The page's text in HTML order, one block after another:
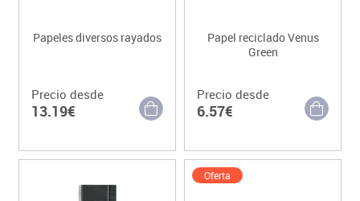
Papeles diversos rayados
Precio desde
13.19€
Papel reciclado Venus
Green
Precio desde
6.57€
Oferta